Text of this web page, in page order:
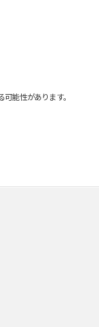
能性があります。